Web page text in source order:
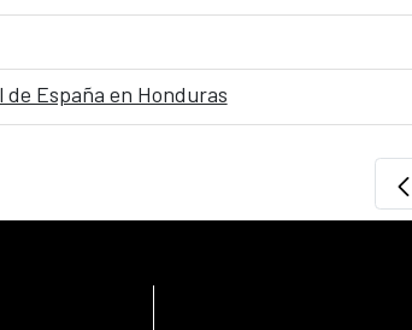
España en Honduras